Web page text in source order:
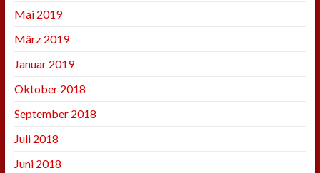
Mai 2019
März 2019
Januar 2019
Oktober 2018
September 2018
Juli 2018
Juni 2018